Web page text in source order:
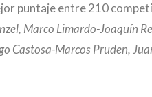
puntaje entre 210
Marco Limardo-Joaquín
Castosa-Marcos Pruden,